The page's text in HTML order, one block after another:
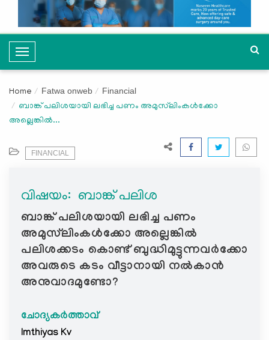
T
o
g
l
e
g
a
t
i
o
n
Home Fatwa onweb Financial
ബാങ്ക് പലിശയായി ലഭിച്ച പണം അമുസ്‌ലിംകൾക്കോ
അല്ലെങ്കിൽ...
FINANCIAL
വിഷയം: ‍ ബാങ്ക് പലിശ
ബാങ്ക് പലിശയായി ലഭിച്ച പണം
അമുസ്‌ലിംകൾക്കോ അല്ലെങ്കിൽ
പലിശക്കടം കൊണ്ട് ബുദ്ധിമുട്ടുന്നവർക്കോ
അവരുടെ കടം വീട്ടാനായി നൽകാൻ
അനുവാദമുണ്ടോ?
ചോദ്യകർത്താവ്
Imthiyas Kv